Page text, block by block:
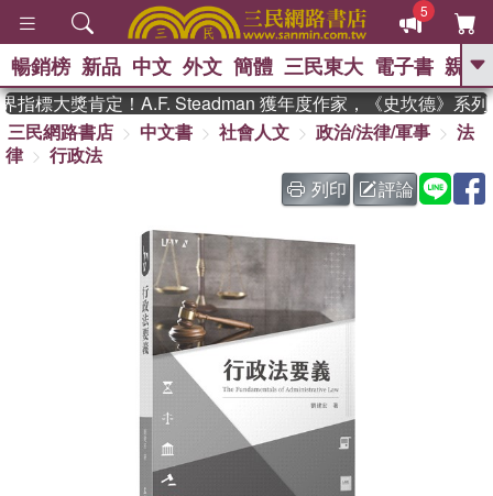
5
GO
熱搜： 東野圭吾 、 The Odyssey 、
國際布克獎 臺灣漫遊錄 、
方
台灣的李登輝時代 、 數學女
暢銷榜 新品 中文 外文 簡體 三民東大 電子書 親子
標大獎肯定！A.F. Steadman 獲年度作家，《史坎德》系列帶
三民網路書店
中文書 社會人文 政治/法律/軍事
法
律
行政法
列印
評論